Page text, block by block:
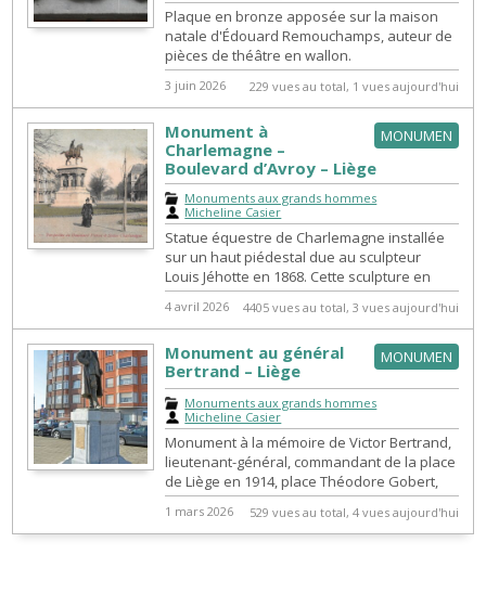
Plaque en bronze apposée sur la maison
natale d'Édouard Remouchamps, auteur de
pièces de théâtre en wallon.
3 juin 2026 229 vues au total, 1 vues aujourd'hui
MONUMEN
Monument à
Charlemagne –
Boulevard d’Avroy – Liège
Monuments aux grands hommes
Micheline Casier
Statue équestre de Charlemagne installée
sur un haut piédestal due au sculpteur
Louis Jéhotte en 1868. Cette sculpture en
bronze, prévue initialement pour la...
4 avril 2026 4405 vues au total, 3 vues aujourd'hui
MONUMEN
Monument au général
Bertrand – Liège
Monuments aux grands hommes
Micheline Casier
Monument à la mémoire de Victor Bertrand,
lieutenant-général, commandant de la place
de Liège en 1914, place Théodore Gobert,
devant le pont d'Amercœur.
1 mars 2026 529 vues au total, 4 vues aujourd'hui